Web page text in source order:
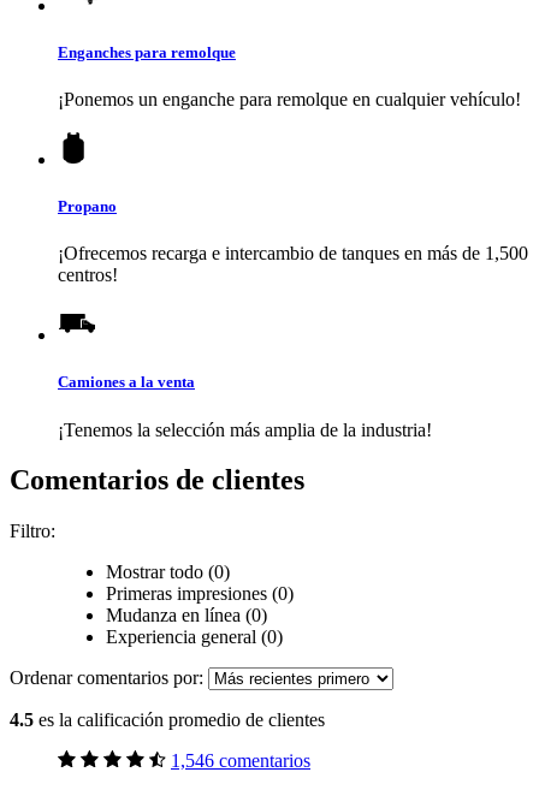
Enganches para remolque
¡Ponemos un enganche para remolque en cualquier vehículo!
Propano
¡Ofrecemos recarga e intercambio de tanques en más de 1,500
centros!
Camiones a la venta
¡Tenemos la selección más amplia de la industria!
Comentarios de clientes
Filtro:
Mostrar todo (0)
Primeras impresiones (0)
Mudanza en línea (0)
Experiencia general (0)
Ordenar comentarios por:
4.5 es la calificación promedio de clientes
1,546 comentarios